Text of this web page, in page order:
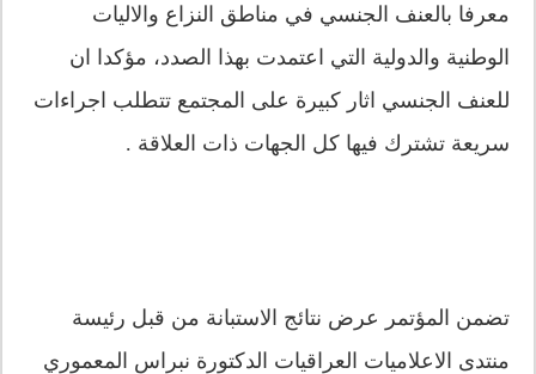
معرفا بالعنف الجنسي في مناطق النزاع والاليات
الوطنية والدولية التي اعتمدت بهذا الصدد، مؤكدا ان
للعنف الجنسي اثار كبيرة على المجتمع تتطلب اجراءات
سريعة تشترك فيها كل الجهات ذات العلاقة .
تضمن المؤتمر عرض نتائج الاستبانة من قبل رئيسة
منتدى الاعلاميات العراقيات الدكتورة نبراس المعموري